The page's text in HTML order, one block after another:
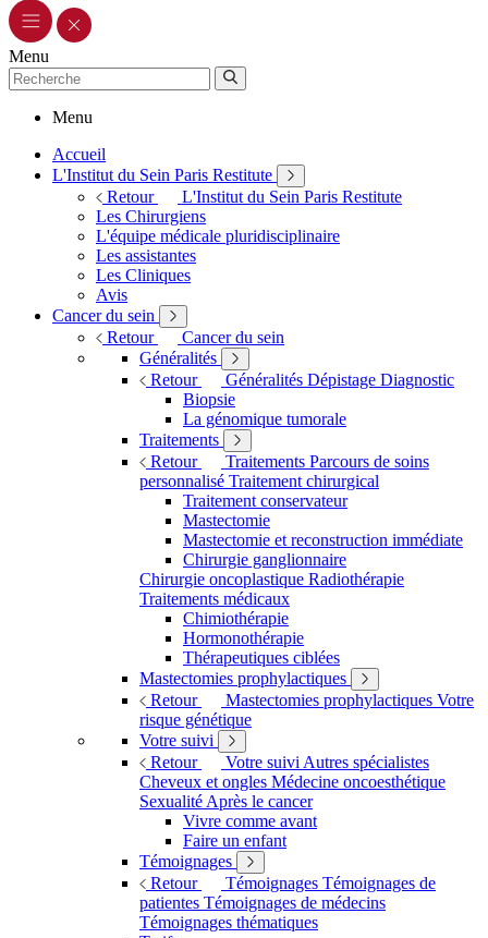
Menu
Menu
Accueil
L'Institut du Sein Paris Restitute
Retour
L'Institut du Sein Paris Restitute
Les Chirurgiens
L'équipe médicale pluridisciplinaire
Les assistantes
Les Cliniques
Avis
Cancer du sein
Retour
Cancer du sein
Généralités
Retour
Généralités Dépistage Diagnostic
Biopsie
La génomique tumorale
Traitements
Retour
Traitements Parcours de soins
personnalisé Traitement chirurgical
Traitement conservateur
Mastectomie
Mastectomie et reconstruction immédiate
Chirurgie ganglionnaire
Chirurgie oncoplastique Radiothérapie
Traitements médicaux
Chimiothérapie
Hormonothérapie
Thérapeutiques ciblées
Mastectomies prophylactiques
Retour
Mastectomies prophylactiques Votre
risque génétique
Votre suivi
Retour
Votre suivi Autres spécialistes
Cheveux et ongles Médecine oncoesthétique
Sexualité Après le cancer
Vivre comme avant
Faire un enfant
Témoignages
Retour
Témoignages Témoignages de
patientes Témoignages de médecins
Témoignages thématiques